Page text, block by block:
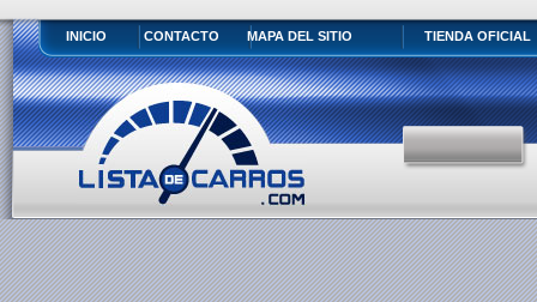
INICIO CONTACTO MAPA DEL SITIO TIENDA OFICIAL